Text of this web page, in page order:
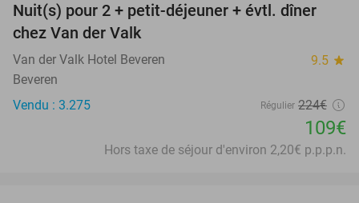
51%
Nuit(s) pour 2 + petit-déjeuner + évtl. dîner
chez Van der Valk
Van der Valk Hotel Beveren 9.5 star
Beveren
Vendu : 3.275
Régulier 224€
109€
Hors taxe de séjour d'environ 2,20€ p.p.p.n.